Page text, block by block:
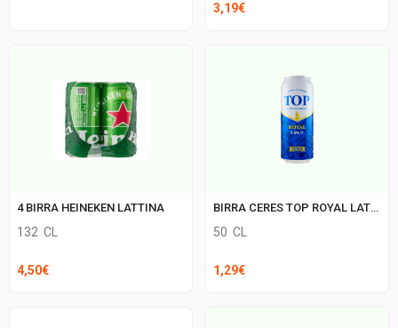
3,19€
4 BIRRA HEINEKEN LATTINA
132 CL
4,50€
BIRRA CERES TOP ROYAL LATTINA
50 CL
1,29€